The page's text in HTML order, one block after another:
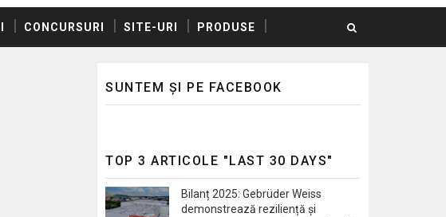
CONCURSURI SITE-URI PRODUSE
SUNTEM ȘI PE FACEBOOK
TOP 3 ARTICOLE "LAST 30 DAYS"
Bilanț 2025: Gebrüder Weiss
demonstrează reziliență și